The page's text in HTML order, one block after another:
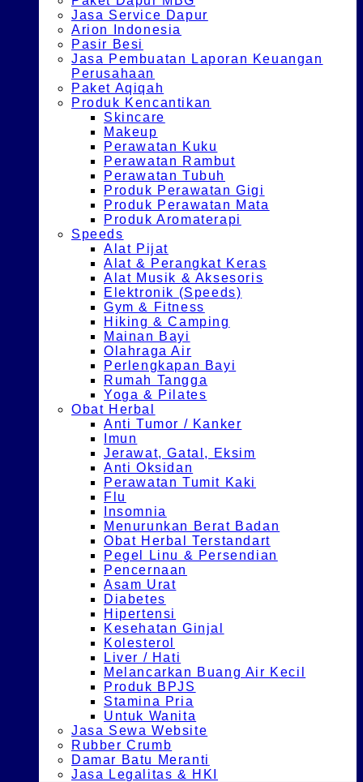
Jasa Service Dapur
Arion Indonesia
Pasir Besi
Jasa Pembuatan Laporan Keuangan
Perusahaan
Paket Aqiqah
Produk Kencantikan
Skincare
Makeup
Perawatan Kuku
Perawatan Rambut
Perawatan Tubuh
Produk Perawatan Gigi
Produk Perawatan Mata
Produk Aromaterapi
Speeds
Alat Pijat
Alat & Perangkat Keras
Alat Musik & Aksesoris
Elektronik (Speeds)
Gym & Fitness
Hiking & Camping
Mainan Bayi
Olahraga Air
Perlengkapan Bayi
Rumah Tangga
Yoga & Pilates
Obat Herbal
Anti Tumor / Kanker
Imun
Jerawat, Gatal, Eksim
Anti Oksidan
Perawatan Tumit Kaki
Flu
Insomnia
Menurunkan Berat Badan
Obat Herbal Terstandart
Pegel Linu & Persendian
Pencernaan
Asam Urat
Diabetes
Hipertensi
Kesehatan Ginjal
Kolesterol
Liver / Hati
Melancarkan Buang Air Kecil
Produk BPJS
Stamina Pria
Untuk Wanita
Jasa Sewa Website
Rubber Crumb
Damar Batu Meranti
Jasa Legalitas & HKI